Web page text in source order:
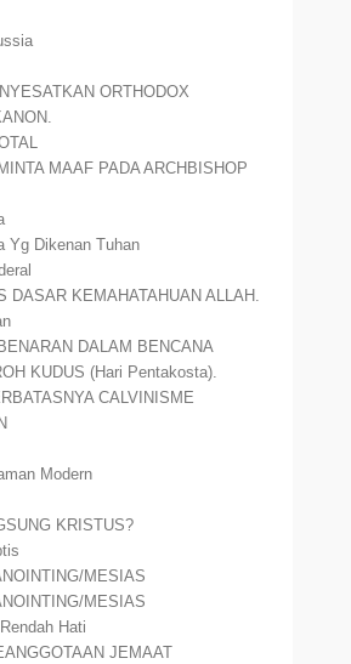
ORTHODOX
MAAF PADA ARCHBISHOP
Yg Dikenan Tuhan
DASAR KEMAHATAHUAN ALLAH.
DALAM BENCANA
KUDUS (Hari Pentakosta).
CALVINISME
Modern
KRISTUS?
MESIAS
MESIAS
Hati
JEMAAT